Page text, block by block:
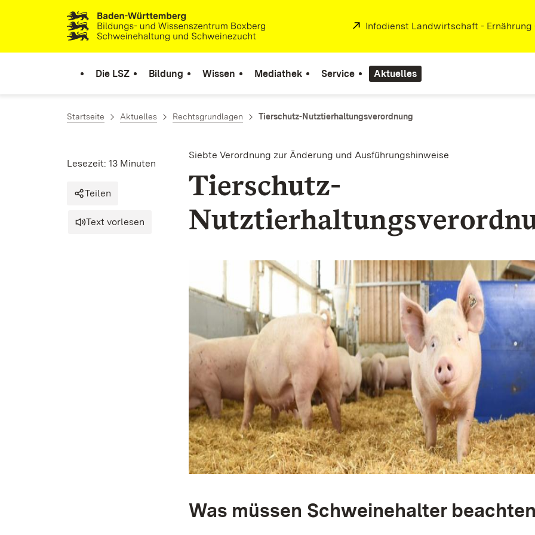
Zum Inhalt springen
Link zur Startseite
Extern:
Infodienst Landwirtschaft - Ernährung
Die LSZ Bildung Wissen Mediathek Service Aktuelles
Startseite Aktuelles Rechtsgrundlagen Tierschutz-Nutztierhaltungsverordnung
Siebte Verordnung zur Änderung und Ausführungshinweise
Tierschutz-
Lesezeit: 13 Minuten
Teilen
Text vorlesen
Was müssen Schweinehalter